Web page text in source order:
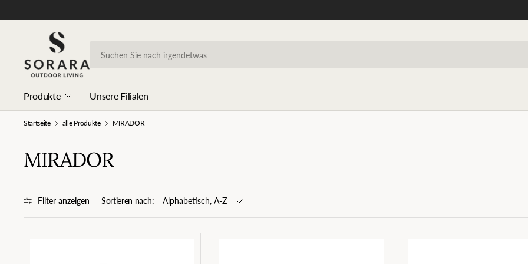
Produkte Unsere Filialen
Startseite alle Produkte MIRADOR
MIRADOR
Filter anzeigen Sortieren nach: